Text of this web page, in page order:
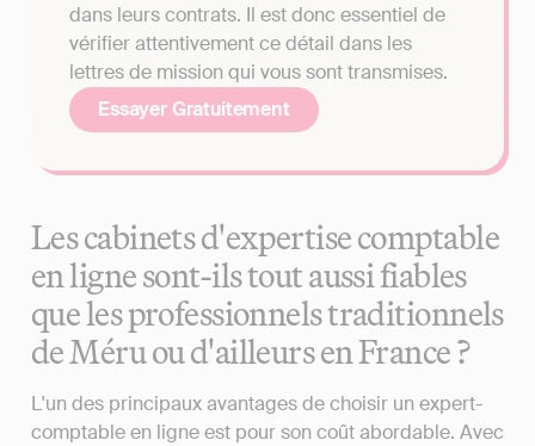
dans leurs contrats. Il est donc essentiel de
vérifier attentivement ce détail dans les
lettres de mission qui vous sont transmises.
Essayer Gratuitement
Les cabinets d'expertise comptable
en ligne sont-ils tout aussi fiables
que les professionnels traditionnels
de Méru ou d'ailleurs en France ?
L'un des principaux avantages de choisir un expert-
comptable en ligne est pour son coût abordable. Avec